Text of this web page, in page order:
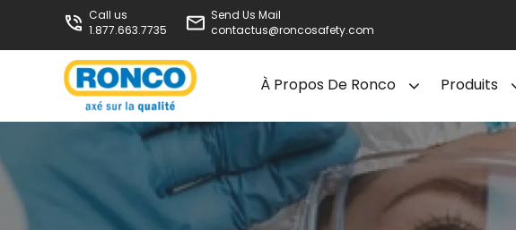
Call us
1.877.663.7735
Send Us Mail
contactus@roncosafety.com
À Propos De Ronco Produits